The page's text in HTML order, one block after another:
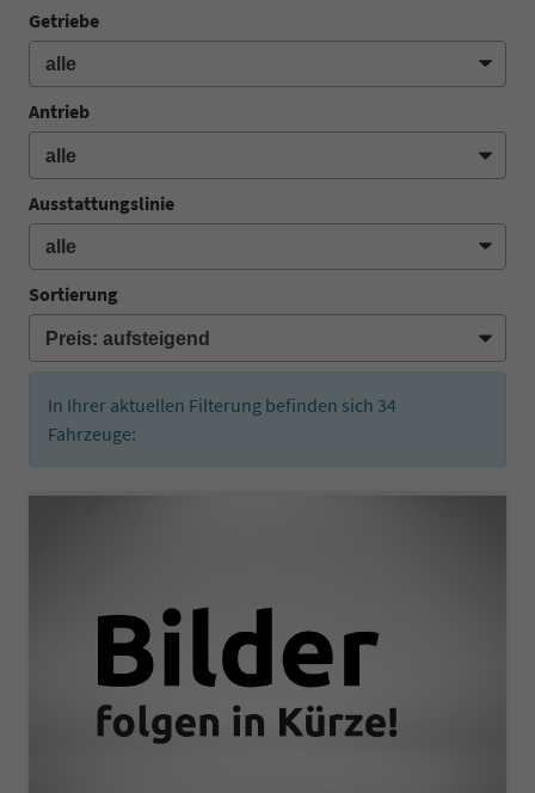
Getriebe
Antrieb
Ausstattungslinie
Sortierung
In Ihrer aktuellen Filterung befinden sich 34
Fahrzeuge: